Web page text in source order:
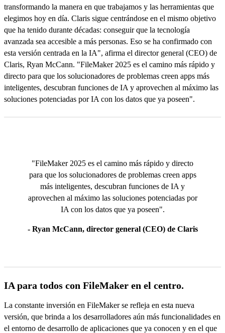
transformando la manera en que trabajamos y las herramientas que
elegimos hoy en día. Claris sigue centrándose en el mismo objetivo
que ha tenido durante décadas: conseguir que la tecnología
avanzada sea accesible a más personas. Eso se ha confirmado con
esta versión centrada en la IA", afirma el director general (CEO) de
Claris, Ryan McCann. "FileMaker 2025 es el camino más rápido y
directo para que los solucionadores de problemas creen apps más
inteligentes, descubran funciones de IA y aprovechen al máximo las
soluciones potenciadas por IA con los datos que ya poseen".
"FileMaker 2025 es el camino más rápido y directo
para que los solucionadores de problemas creen apps
más inteligentes, descubran funciones de IA y
aprovechen al máximo las soluciones potenciadas por
IA con los datos que ya poseen".
- Ryan McCann, director general (CEO) de Claris
IA para todos con FileMaker en el centro.
La constante inversión en FileMaker se refleja en esta nueva
versión, que brinda a los desarrolladores aún más funcionalidades en
el entorno de desarrollo de aplicaciones que ya conocen y en el que